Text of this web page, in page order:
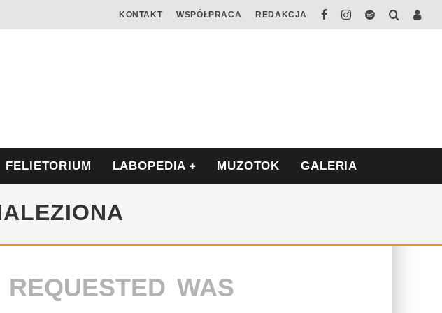
KONTAKT WSPÓŁPRACA REDAKCJA
FELIETORIUM LABOPEDIA MUZOTOK GALERIA
WAS